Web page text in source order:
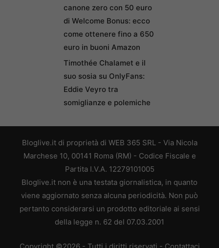
canone zero con 50 euro
di Welcome Bonus: ecco
come ottenere fino a 650
euro in buoni Amazon
Timothée Chalamet e il
suo sosia su OnlyFans:
Eddie Veyro tra
somiglianze e polemiche
Bloglive.it di proprietà di WEB 365 SRL - Via Nicola
Marchese 10, 00141 Roma (RM) - Codice Fiscale e
Partita I.V.A. 12279101005
Bloglive.it non è una testata giornalistica, in quanto
viene aggiornato senza alcuna periodicità. Non può
pertanto considerarsi un prodotto editoriale ai sensi
della legge n. 62 del 07.03.2001
Copyright ©2026 - Tutti i diritti riservati - Contattaci